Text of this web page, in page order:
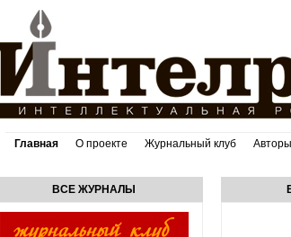
Главная О проекте Журнальный клуб Авторы
ВСЕ ЖУРНАЛЫ